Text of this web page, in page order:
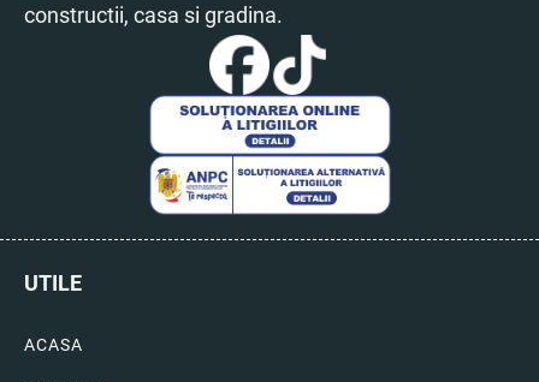
constructii, casa si gradina.
UTILE
ACASA